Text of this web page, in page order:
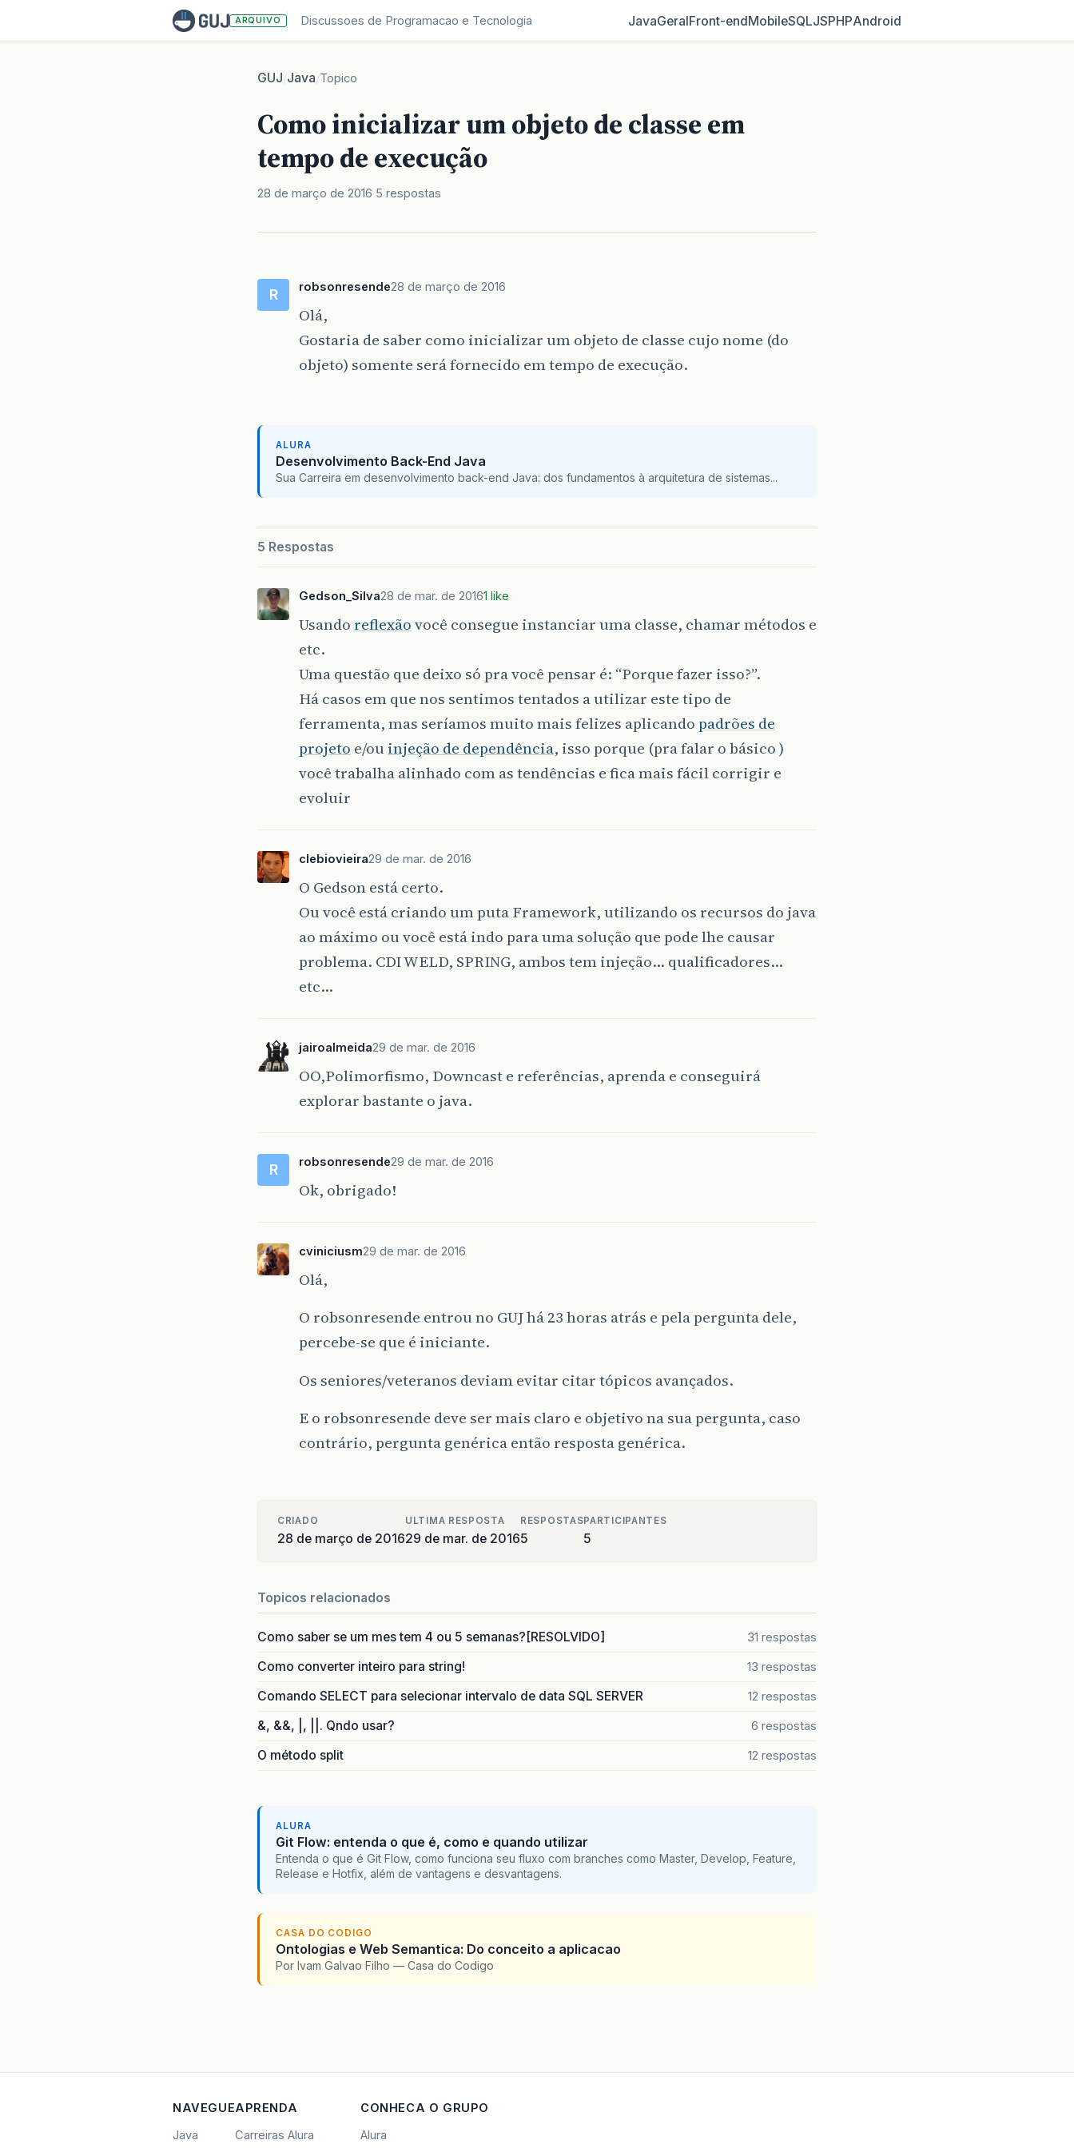
ARQUIVO Discussoes de Programacao e Tecnologia JavaGeralFront‑endMobileSQLJSPHPAndroid
GUJ/Java/Topico
Como inicializar um objeto de classe em
tempo de execução
28 de março de 2016 5 respostas
R robsonresende28 de março de 2016
Olá,
Gostaria de saber como inicializar um objeto de classe cujo nome (do
objeto) somente será fornecido em tempo de execução.
ALURA
Desenvolvimento Back-End Java
Sua Carreira em desenvolvimento back-end Java: dos fundamentos à arquitetura de sistemas...
5 Respostas
Gedson_Silva28 de mar. de 20161 like
Usando reflexãovocê consegue instanciar uma classe, chamar métodos e
etc.
Uma questão que deixo só pra você pensar é: “Porque fazer isso?”.
Há casos em que nos sentimos tentados a utilizar este tipo de
ferramenta, mas seríamos muito mais felizes aplicandopadrões de
projeto e/ou injeção de dependência, isso porque (pra falar o básico )
você trabalha alinhado com as tendências e fica mais fácil corrigir e
evoluir
clebiovieira29 de mar. de 2016
O Gedson está certo.
Ou você está criando um puta Framework, utilizando os recursos do java
ao máximo ou você está indo para uma solução que pode lhe causar
problema. CDI WELD, SPRING, ambos tem injeção… qualificadores…
etc…
jairoalmeida29 de mar. de 2016
OO,Polimorfismo, Downcast e referências, aprenda e conseguirá
explorar bastante o java.
R robsonresende29 de mar. de 2016
Ok, obrigado!
cviniciusm29 de mar. de 2016
Olá,
O robsonresende entrou no GUJ há 23 horas atrás e pela pergunta dele,
percebe-se que é iniciante.
Os seniores/veteranos deviam evitar citar tópicos avançados.
E o robsonresende deve ser mais claro e objetivo na sua pergunta, caso
contrário, pergunta genérica então resposta genérica.
CRIADO
28 de março de 2016
ULTIMA RESPOSTA
29 de mar. de 2016
RESPOSTAS
5
PARTICIPANTES
5
Topicos relacionados
Como saber se um mes tem 4 ou 5 semanas?[RESOLVIDO] 31 respostas
Como converter inteiro para string! 13 respostas
Comando SELECT para selecionar intervalo de data SQL SERVER 12 respostas
&, &&, |, ||. Qndo usar? 6 respostas
O método split 12 respostas
ALURA
Git Flow: entenda o que é, como e quando utilizar
Entenda o que é Git Flow, como funciona seu fluxo com branches como Master, Develop, Feature,
Release e Hotfix, além de vantagens e desvantagens.
CASA DO CODIGO
Ontologias e Web Semantica: Do conceito a aplicacao
Por Ivam Galvao Filho — Casa do Codigo
NAVEGUE
Java
APRENDA
Carreiras Alura
CONHECA O GRUPO
Alura